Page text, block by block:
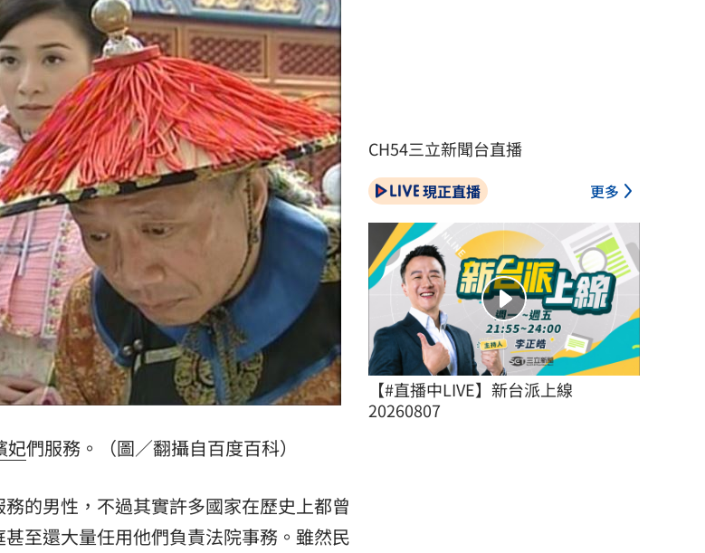
妃們服務。（圖／翻攝自百度百科）
的男性，不過其實許多國家在歷史上都曾
至還大量任用他們負責法院事務。雖然民
CH54三立新聞台直播
現正直播 更多
【#直播中LIVE】新台派上線
20260807